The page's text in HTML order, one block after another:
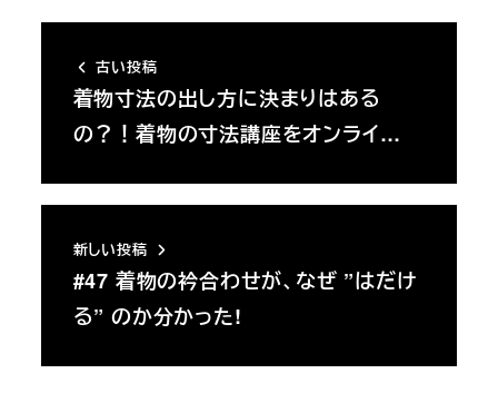
古い投稿
着物寸法の出し方に決まりはある
の？！着物の寸法講座をオンライ…
新しい投稿
#47 着物の衿合わせが、なぜ ”はだけ
る” のか分かった!